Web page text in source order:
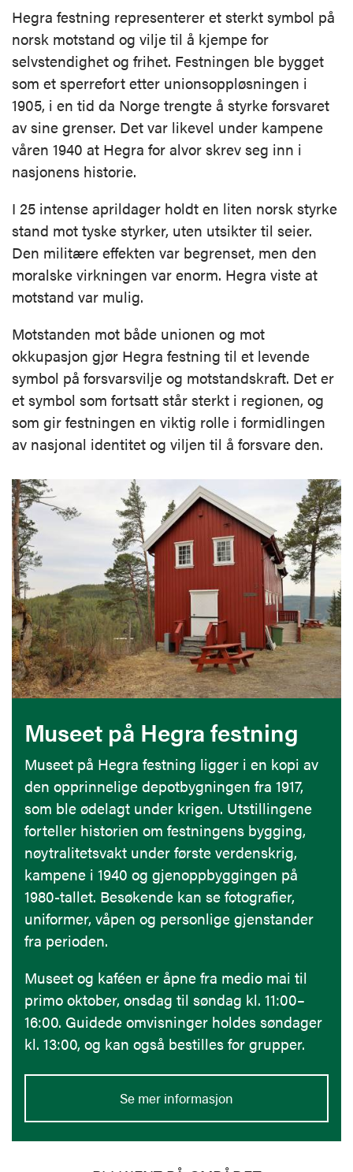
Hegra festning representerer et sterkt symbol på
norsk motstand og vilje til å kjempe for
selvstendighet og frihet. Festningen ble bygget
som et sperrefort etter unionsoppløsningen i
1905, i en tid da Norge trengte å styrke forsvaret
av sine grenser. Det var likevel under kampene
våren 1940 at Hegra for alvor skrev seg inn i
nasjonens historie.
I 25 intense aprildager holdt en liten norsk styrke
stand mot tyske styrker, uten utsikter til seier.
Den militære effekten var begrenset, men den
moralske virkningen var enorm. Hegra viste at
motstand var mulig.
Motstanden mot både unionen og mot
okkupasjon gjør Hegra festning til et levende
symbol på forsvarsvilje og motstandskraft. Det er
et symbol som fortsatt står sterkt i regionen, og
som gir festningen en viktig rolle i formidlingen
av nasjonal identitet og viljen til å forsvare den.
Museet på Hegra festning
Museet på Hegra festning ligger i en kopi av
den opprinnelige depotbygningen fra 1917,
som ble ødelagt under krigen. Utstillingene
forteller historien om festningens bygging,
nøytralitetsvakt under første verdenskrig,
kampene i 1940 og gjenoppbyggingen på
1980-tallet. Besøkende kan se fotografier,
uniformer, våpen og personlige gjenstander
fra perioden.
Museet og kaféen er åpne fra medio mai til
primo oktober, onsdag til søndag kl. 11:00–
16:00. Guidede omvisninger holdes søndager
kl. 13:00, og kan også bestilles for grupper.
Se mer informasjon